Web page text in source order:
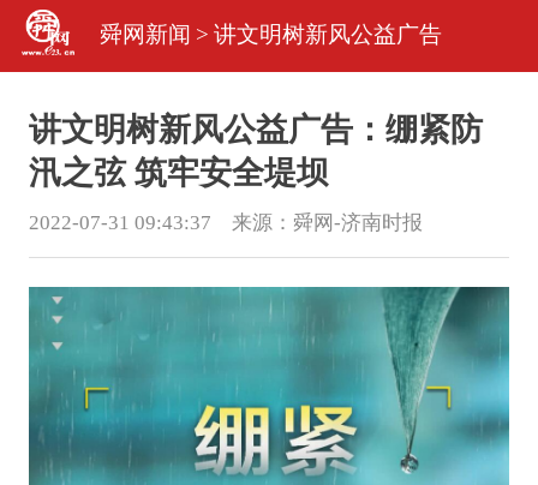
舜网新闻 > 讲文明树新风公益广告
讲文明树新风公益广告：绷紧防
汛之弦 筑牢安全堤坝
2022-07-31 09:43:37 来源： 舜网-济南时报